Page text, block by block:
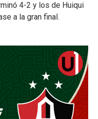
4-2 y los de Huiqui
a la gran final.